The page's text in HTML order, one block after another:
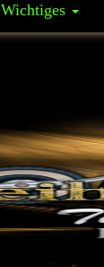
Wichtiges